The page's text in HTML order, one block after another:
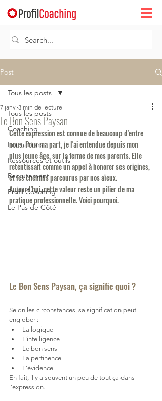
Post
Tous les posts
Coaching
Formations
Ressources et outils
Recrutement
Profil Coaching
Le Pas de Côté
Tous les posts
Le Bon Sens Paysan
7 janv. 3 min de lecture
Cette expression est connue de beaucoup d'entre
nous. Pour ma part, je l'ai entendue depuis mon
plus jeune âge, sur la ferme de mes parents. Elle
retentissait comme un appel à honorer ses origines,
et les chemins parcourus par nos aïeux.
Aujourd'hui, cette valeur reste un pilier de ma
pratique professionnelle. Voici pourquoi.
Le Bon Sens Paysan, ça signifie quoi ?
Selon les circonstances, sa signification peut
englober :
La logique
L’intelligence
Le bon sens
La pertinence
L'évidence
En fait, il y a souvent un peu de tout ça dans
l'expression.